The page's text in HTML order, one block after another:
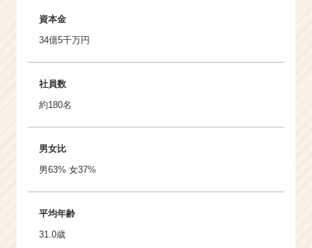
資本金
34億5千万円
社員数
約180名
男女比
男63% 女37%
平均年齢
31.0歳